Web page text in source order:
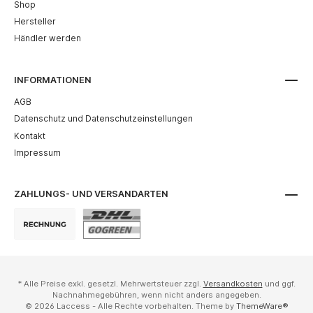
Shop
Hersteller
Händler werden
INFORMATIONEN
AGB
Datenschutz und Datenschutzeinstellungen
Kontakt
Impressum
ZAHLUNGS- UND VERSANDARTEN
* Alle Preise exkl. gesetzl. Mehrwertsteuer zzgl. Versandkosten und ggf.
Nachnahmegebühren, wenn nicht anders angegeben.
© 2026 Laccess - Alle Rechte vorbehalten. Theme by ThemeWare®